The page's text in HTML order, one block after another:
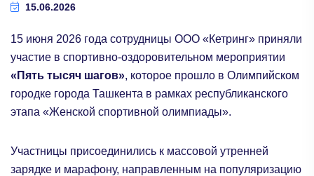
15.06.2026
15 июня 2026 года сотрудницы ООО «Кетринг» приняли
участие в спортивно-оздоровительном мероприятии
«Пять тысяч шагов», которое прошло в Олимпийском
городке города Ташкента в рамках республиканского
этапа «Женской спортивной олимпиады».
Участницы присоединились к массовой утренней
зарядке и марафону, направленным на популяризацию